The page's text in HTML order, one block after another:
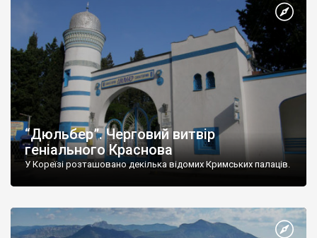
“Дюльбер”. Черговий витвір
геніального Краснова
У Кореїзі розташовано декілька відомих Кримських палаців.